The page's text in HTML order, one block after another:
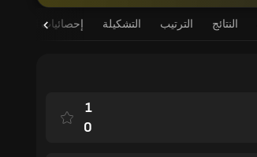
النتائج الترتيب التشكيلة إحصائيات اللاعب
1
0